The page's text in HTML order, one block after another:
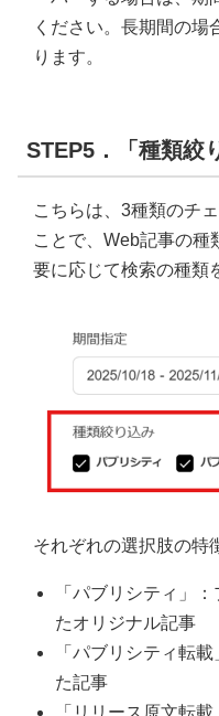
ください。長期間の場
ります。
STEP5．「種類絞
こちらは、3種類のチ
ことで、Web記事の種
要に応じて検索の種類
それぞれの選択肢の特
「パブリシティ」
たオリジナル記事
「パブリシティ転
た記事
「リリース原文転